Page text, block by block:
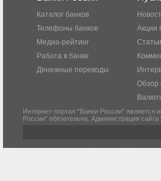
Каталог банков
Телефоны банков
Медиа-рейтинг
Работа в банке
Денежные переводы
Акции
Статьи
Обзор
Интернет-портал "Банки России"
России" обязательна. Администрация